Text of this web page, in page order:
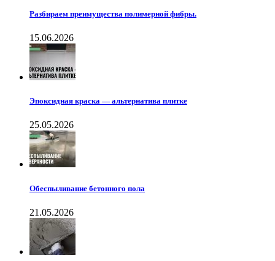
Разбираем преимущества полимерной фибры.
15.06.2026
Эпоксидная краска — альтернатива плитке
25.05.2026
Обеспыливание бетонного пола
21.05.2026